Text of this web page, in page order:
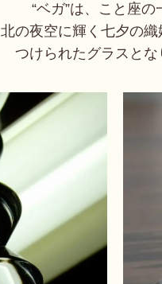
“ベガ”は、こと座の
北の夜空に輝く七夕の
つけられたグラスとな